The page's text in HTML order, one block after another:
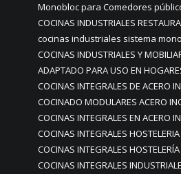
Monobloc para Comedores
COCINAS INDUSTRIALES
cocinas industriales sistema
COCINAS INDUSTRIALES Y
ADAPTADO PARA USO EN
COCINAS INTEGRALES DE ACERO
COCINADO MODULARES ACERO
COCINAS INTEGRALES EN ACERO
COCINAS INTEGRALES
COCINAS INTEGRALES
COCINAS INTEGRALES